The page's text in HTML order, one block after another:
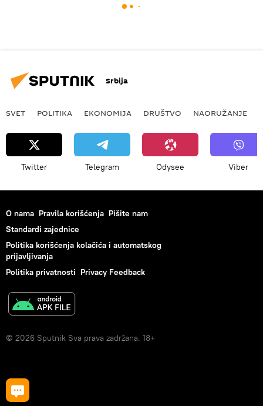
Srbija
SVET POLITIKA EKONOMIJA DRUŠTVO NAORUŽANJE
Twitter Telegram Odysee Viber
O nama Pravila korišćenja Pišite nam
Standardi zajednice
Politika korišćenja kolačića i automatskog
prijavljivanja
Politika privatnosti Privacy Feedback
© 2026 Sputnik Sva prava zadržana. 18+